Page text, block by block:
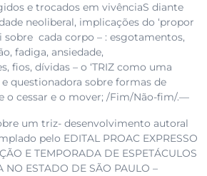
e trocados em vivênciaS diante
neoliberal, implicações do ‘propor
sobre cada corpo – : esgotamentos,
fadiga, ansiedade,
fios, dívidas – o ‘TRIZ como uma
questionadora sobre formas de
o cessar e o mover; /Fim/Não-fim/.—
um triz- desenvolvimento autoral
pelo EDITAL PROAC EXPRESSO
E TEMPORADA DE ESPETÁCULOS
NO ESTADO DE SÃO PAULO –